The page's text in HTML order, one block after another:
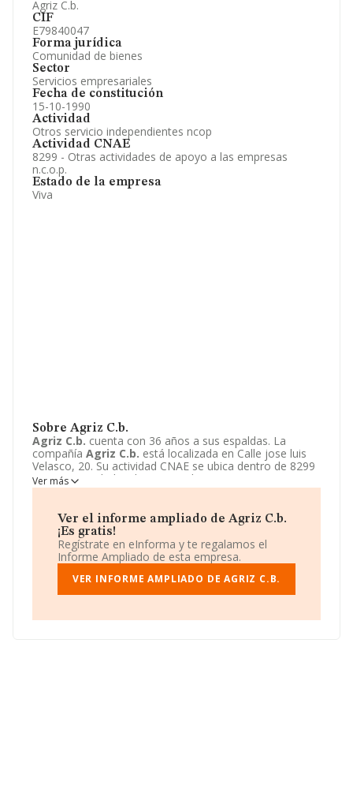
Agriz C.b.
CIF
E79840047
Forma jurídica
Comunidad de bienes
Sector
Servicios empresariales
Fecha de constitución
15-10-1990
Actividad
Otros servicio independientes ncop
Actividad CNAE
8299 - Otras actividades de apoyo a las empresas
n.c.o.p.
Estado de la empresa
Viva
Sobre Agriz C.b.
Agriz C.b. cuenta con 36 años a sus espaldas. La
compañía Agriz C.b. está localizada en Calle jose luis
Velasco, 20. Su actividad CNAE se ubica dentro de 8299
- Otras actividades de apoyo a las empresas n.c.o.p..
Agriz C.b.tiene un modelo de sociedad Comunidad de
Ver más
Ver el informe ampliado de Agriz C.b.
¡Es gratis!
Regístrate en eInforma y te regalamos el
Informe Ampliado de esta empresa.
VER INFORME AMPLIADO DE AGRIZ C.B.